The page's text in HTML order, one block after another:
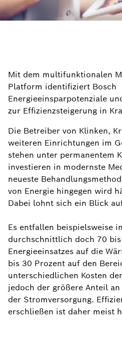
Mit dem multifunktionalen
Platform identifiziert Bosch
Energieeinsparpotenziale
zur Effizienzsteigerung in
Die Betreiber von Klinken,
weiteren Einrichtungen im
stehen unter permanentem
investieren in modernste
neueste
von Energie hingegen wird
Dabei lohnt sich ein Blick
Es entfallen beispielsweise
durchschnittlich doch 70
Energieeinsatzes auf die
bis 30 Prozent auf den
unterschiedlichen Kosten
jedoch der größere Anteil
der Stromversorgung.
erschließen ist daher meist